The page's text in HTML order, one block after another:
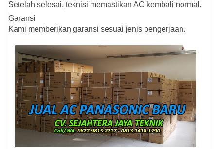
Setelah selesai, teknisi memastikan AC kembali normal.
Garansi
Kami memberikan garansi sesuai jenis pengerjaan.